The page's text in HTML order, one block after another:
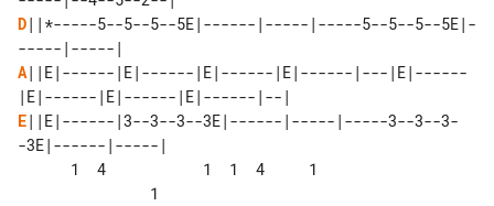
D||*-----5--5--5--5E|------|-----|-----5--5--5--5E|-
A||E|------|E|------|E|------|E|------|---|E|------
E||E|------|3--3--3--3E|------|-----|-----3--3--3-
-3E|------|-----|